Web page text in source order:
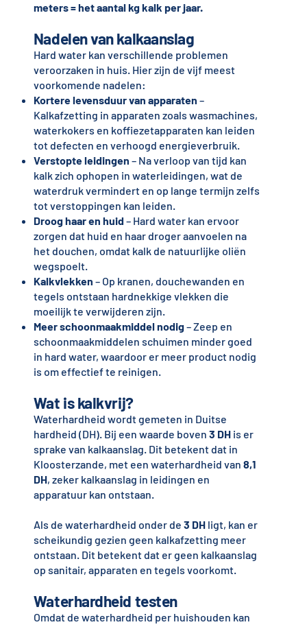
meters = het aantal kg kalk per jaar.
Nadelen van kalkaanslag
Hard water kan verschillende problemen
veroorzaken in huis. Hier zijn de vijf meest
voorkomende nadelen:
Kortere levensduur van apparaten –
Kalkafzetting in apparaten zoals wasmachines,
waterkokers en koffiezetapparaten kan leiden
tot defecten en verhoogd energieverbruik.
Verstopte leidingen – Na verloop van tijd kan
kalk zich ophopen in waterleidingen, wat de
waterdruk vermindert en op lange termijn zelfs
tot verstoppingen kan leiden.
Droog haar en huid – Hard water kan ervoor
zorgen dat huid en haar droger aanvoelen na
het douchen, omdat kalk de natuurlijke oliën
wegspoelt.
Kalkvlekken – Op kranen, douchewanden en
tegels ontstaan hardnekkige vlekken die
moeilijk te verwijderen zijn.
Meer schoonmaakmiddel nodig– Zeep en
schoonmaakmiddelen schuimen minder goed
in hard water, waardoor er meer product nodig
is om effectief te reinigen.
Wat is kalkvrij?
Waterhardheid wordt gemeten in Duitse
hardheid (DH). Bij een waarde boven 3 DHis er
sprake van kalkaanslag. Dit betekent dat in
Kloosterzande, met een waterhardheid van 8,1
DH, zeker kalkaanslag in leidingen en
apparatuur kan ontstaan.
Als de waterhardheid onder de 3 DHligt, kan er
scheikundig gezien geen kalkafzetting meer
ontstaan. Dit betekent dat er geen kalkaanslag
op sanitair, apparaten en tegels voorkomt.
Waterhardheid testen
Omdat de waterhardheid per huishouden kan